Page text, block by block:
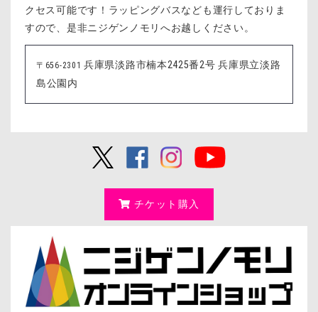
クセス可能です！ラッピングバスなども運行しておりま
すので、是非ニジゲンノモリへお越しください。
〒656-2301 兵庫県淡路市楠本2425番2号 兵庫県立淡路
島公園内
チケット購入